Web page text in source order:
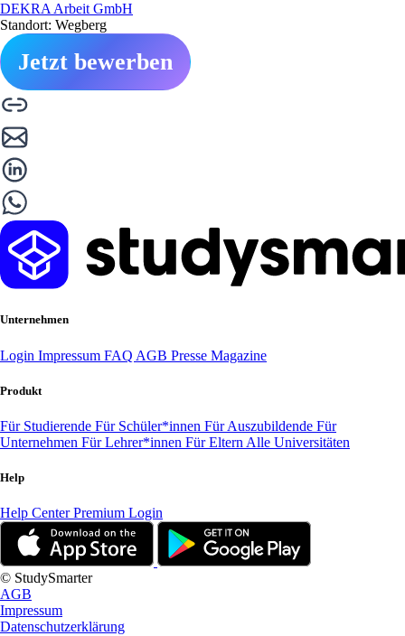
DEKRA Arbeit GmbH
Standort: Wegberg
Jetzt bewerben
Unternehmen
Login Impressum FAQ AGB Presse Magazine
Produkt
Für Studierende Für Schüler*innen Für Auszubildende Für
Unternehmen Für Lehrer*innen Für Eltern Alle Universitäten
Help
Help CenterPremium Login
© StudySmarter
AGB
Impressum
Datenschutzerklärung